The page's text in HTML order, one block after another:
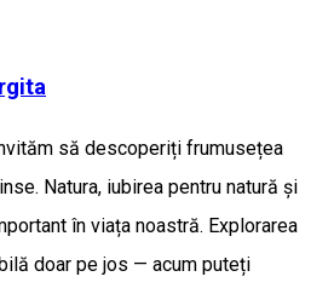
să descoperiți frumusețea
Natura, iubirea pentru natură și
în viața noastră. Explorarea
doar pe jos — acum puteți